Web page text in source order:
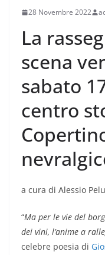
28 Novembre 2022
La
scena
sabato
centro
a cura di Alessio
“Ma per le vie del
dei vini, l’anime a
celebre poesia di